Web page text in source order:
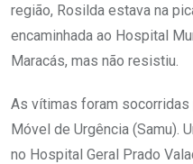
região, Rosilda estava na
encaminhada ao Hospital
Maracás, mas não resistiu.
As vítimas foram
Móvel de Urgência (Samu).
no Hospital Geral Prado